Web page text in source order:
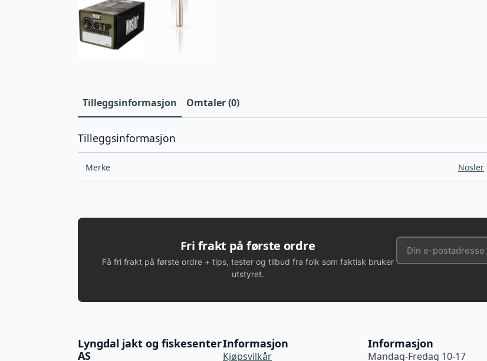
Tilleggsinformasjon Omtaler (0)
Tilleggsinformasjon
Merke Nosler
Fri frakt på første ordre
Få fri frakt på første ordre + tips, tester og tilbud fra folk som faktisk bruker
utstyret.
Lyngdal jakt og fiskesenter
AS
Informasjon
Kjøpsvilkår
Informasjon
Mandag-Fredag 10-17